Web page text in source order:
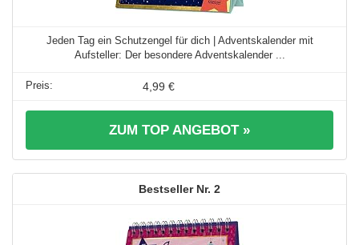
Jeden Tag ein Schutzengel für dich | Adventskalender mit
Aufsteller: Der besondere Adventskalender ...
4,99 €
ZUM TOP ANGEBOT »
2